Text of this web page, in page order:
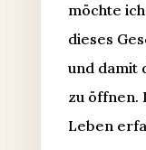
möchte
dieses
und damit
zu öffnen.
Leben